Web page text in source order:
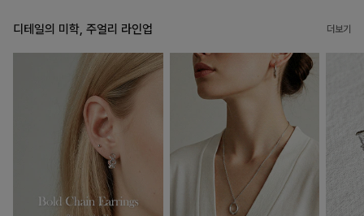
디테일의 미학, 주얼리 라인업 더보기